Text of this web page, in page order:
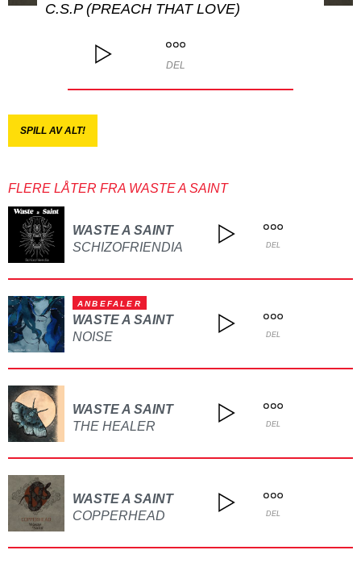
C.S.P (PREACH THAT LOVE)
DEL
SPILL AV ALT!
FLERE LÅTER FRA WASTE A SAINT
WASTE A SAINT
SCHIZOFRIENDIA
DEL
ANBEFALER
WASTE A SAINT
NOISE
DEL
WASTE A SAINT
THE HEALER
DEL
WASTE A SAINT
COPPERHEAD
DEL